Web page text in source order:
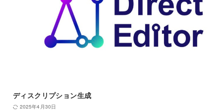
ディスクリプション生成
2025年4月30日